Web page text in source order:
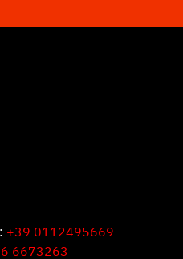
+39 0112495669
6673263